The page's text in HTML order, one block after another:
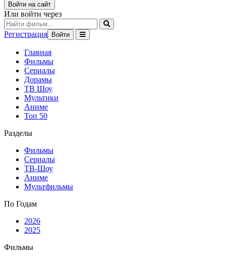
Войти на сайт
Или войти через
Регистрация Войти
Главная
Фильмы
Сериалы
Дорамы
ТВ Шоу
Мультики
Аниме
Топ 50
Разделы
Фильмы
Сериалы
ТВ-Шоу
Аниме
Мультфильмы
По Годам
2026
2025
Фильмы